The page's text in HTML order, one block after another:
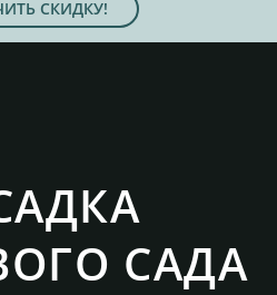
СКИДКУ!
САДА